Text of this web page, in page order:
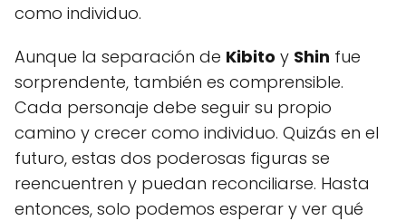
como individuo.
Aunque la separación de Kibito y Shin fue
sorprendente, también es comprensible.
Cada personaje debe seguir su propio
camino y crecer como individuo. Quizás en el
futuro, estas dos poderosas figuras se
reencuentren y puedan reconciliarse. Hasta
entonces, solo podemos esperar y ver qué